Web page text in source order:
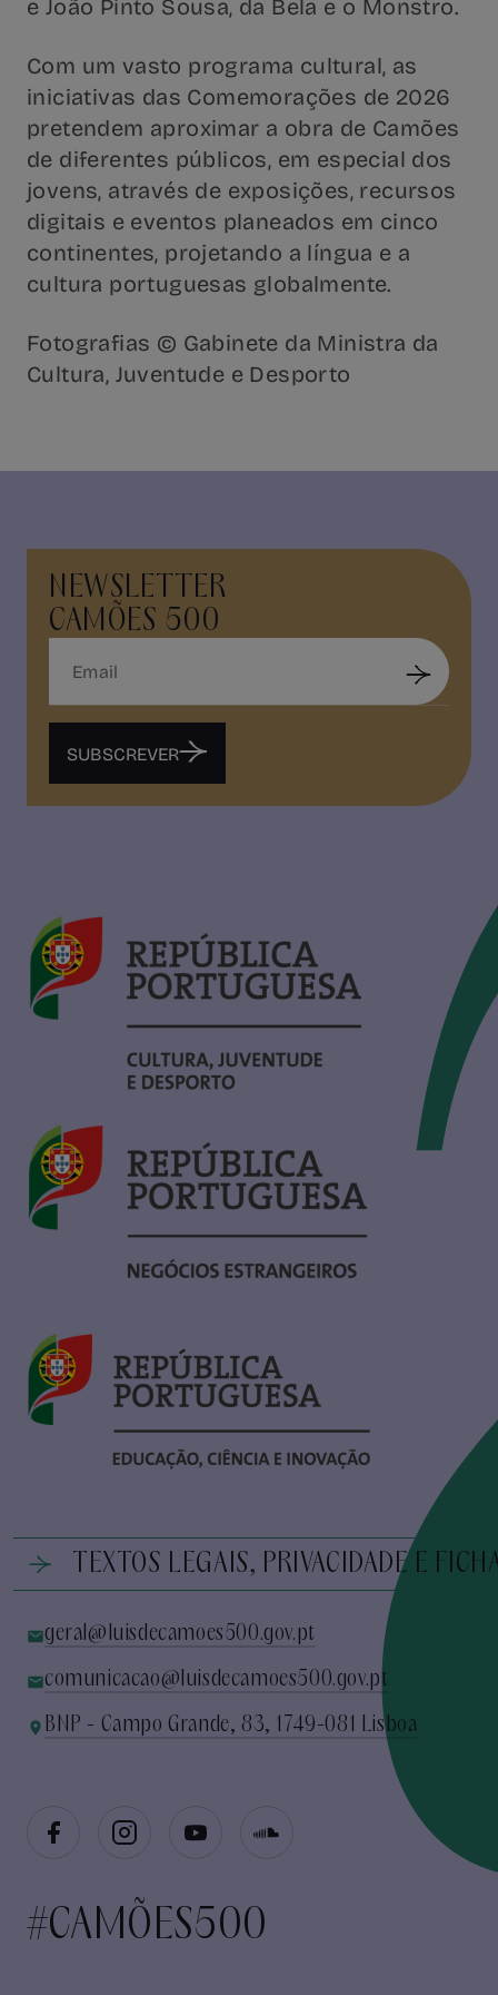
e João Pinto Sousa, da Bela e o Monstro.
Com um vasto programa cultural, as
iniciativas das Comemorações de 2026
pretendem aproximar a obra de Camões
de diferentes públicos, em especial dos
jovens, através de exposições, recursos
digitais e eventos planeados em cinco
continentes, projetando a língua e a
cultura portuguesas globalmente.
Fotografias © Gabinete da Ministra da
Cultura, Juventude e Desporto
NEWSLETTER
CAMÕES 500
SUBSCREVER
TEXTOS LEGAIS, PRIVACIDADE E
geral@luisdecamoes500.gov.pt
comunicacao@luisdecamoes500.gov.pt
BNP - Campo Grande, 83, 1749-081 Lisboa
#CAMÕES500